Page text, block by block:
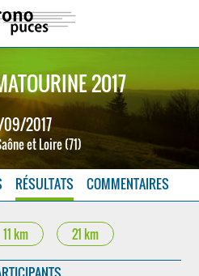
2017
2017
et Loire (71)
RÉSULTATS COMMENTAIRES
11 km 21 km